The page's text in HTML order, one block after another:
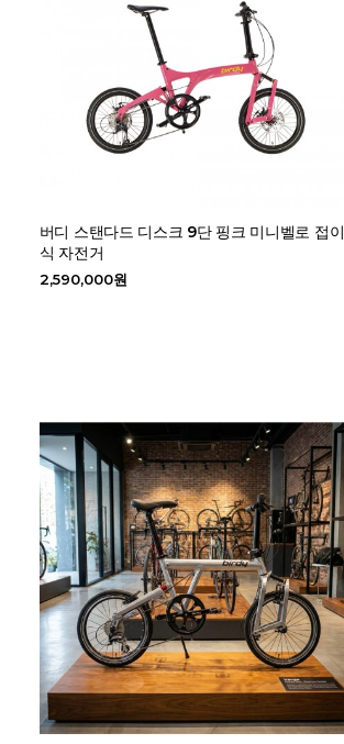
버디 스탠다드 디스크 9단 핑크 미니벨로 접이
식 자전거
2,590,000원